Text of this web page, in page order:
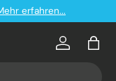
erfahren...
Konto